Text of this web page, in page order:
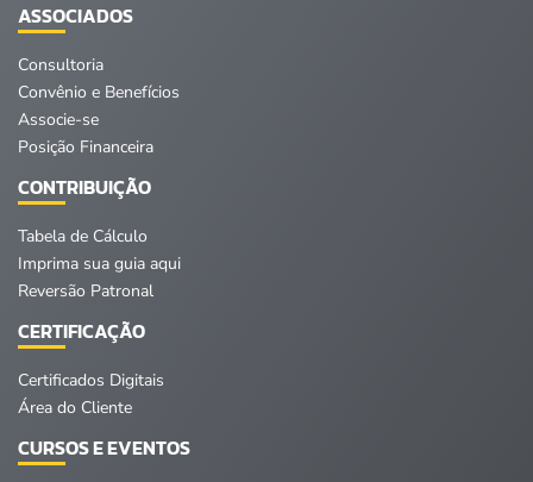
ASSOCIADOS
Consultoria
Convênio e Benefícios
Associe-se
Posição Financeira
CONTRIBUIÇÃO
Tabela de Cálculo
Imprima sua guia aqui
Reversão Patronal
CERTIFICAÇÃO
Certificados Digitais
Área do Cliente
CURSOS E EVENTOS